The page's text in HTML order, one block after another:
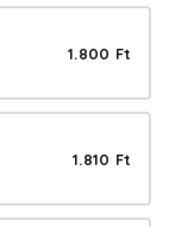
1.800 Ft
1.810 Ft